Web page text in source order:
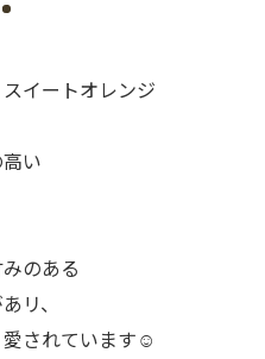
イートオレンジ
い
のある
リ、
されています☺️